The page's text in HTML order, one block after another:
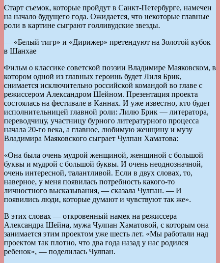
Старт съемок, которые пройдут в Санкт-Петербурге, намечен
на начало будущего года. Ожидается, что некоторые главные
роли в картине сыграют голливудские звезды.
— «Белый тигр» и «Дирижер» претендуют на Золотой кубок
в Шанхае
Фильм о классике советской поэзии Владимире Маяковском, в
котором одной из главных героинь будет Лиля Брик,
снимается исключительно российской командой во главе с
режиссером Александром Шейном. Презентация проекта
состоялась на фестивале в Каннах. И уже известно, кто будет
исполнительницей главной роли: Лилю Брик — литератора,
переводчицу, участницу бурного литературного процесса
начала 20-го века, а главное, любимую женщину и музу
Владимира Маяковского cыграет Чулпан Хаматова:
«Она была очень мудрой женщиной, женщиной с большой
буквы и мудрой с большой буквы. И очень неоднозначной,
очень интересной, талантливой. Если в двух словах, то,
наверное, у меня появилась потребность какого-то
личностного высказывания, — сказала Чулпан. — И
появились люди, которые думают и чувствуют так же».
В этих словах — откровенный намек на режиссера
Александра Шейна, мужа Чулпан Хаматовой, с которым она
занимается этим проектом уже шесть лет. «Мы работали над
проектом так плотно, что два года назад у нас родился
ребенок», — поделилась Чулпан.